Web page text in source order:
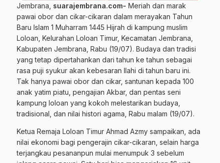
Jembrana, suarajembrana.com- Meriah dan marak
pawai obor dan cikar-cikaran dalam merayakan Tahun
Baru Islam 1 Muharram 1445 Hijrah di kampung muslim
Loloan, Kelurahan Loloan Timur, Kecamatan Jembrana,
Kabupaten Jembrana, Rabu (19/07). Budaya dan tradisi
yang tetap dipertahankan dari tahun ke tahun sebagai
rasa puji syukur akan kebesaran Ilahi di tahun baru ini.
Tak hanya pawai obor dan cikar, santunan kepada 100
anak yatim piatu, pengajian Akbar, dan pentas seni
kampung loloan yang kokoh melestarikan budaya,
tradisional, dan nilai histori agama, Rabu malam (19/07).
Ketua Remaja Loloan Timur Ahmad Azmy sampaikan, ada
nilai ekonomi bagi pengerajin cikar-cikaran, selain harga
terjangkau pesananpun mulai menumpuk 3 sebelum